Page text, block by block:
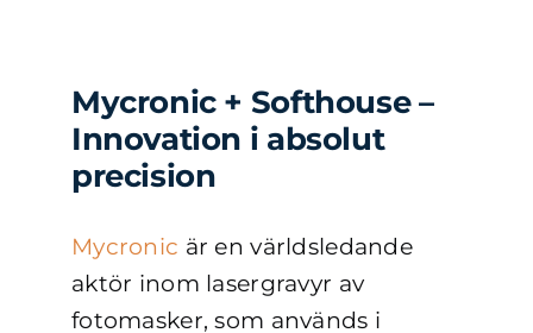
Mycronic + Softhouse –
Innovation i absolut
precision
Mycronic är en världsledande
aktör inom lasergravyr av
fotomasker, som används i